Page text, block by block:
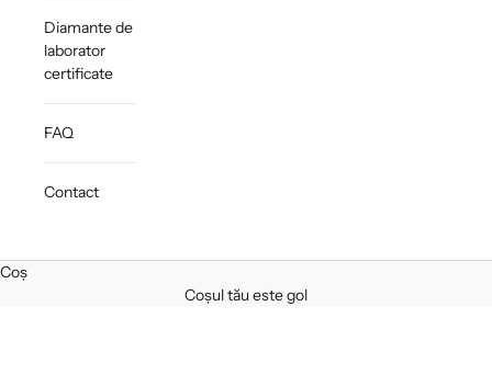
Diamante de
laborator
certificate
FAQ
Contact
Coș
Coșul tău este gol